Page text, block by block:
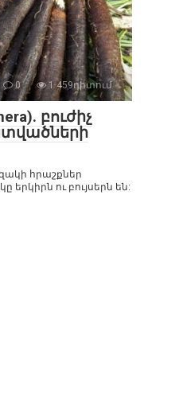
0 1 459դիտում
բուժիչ
հրաշքներ
երկիրն ու բույսերն են: